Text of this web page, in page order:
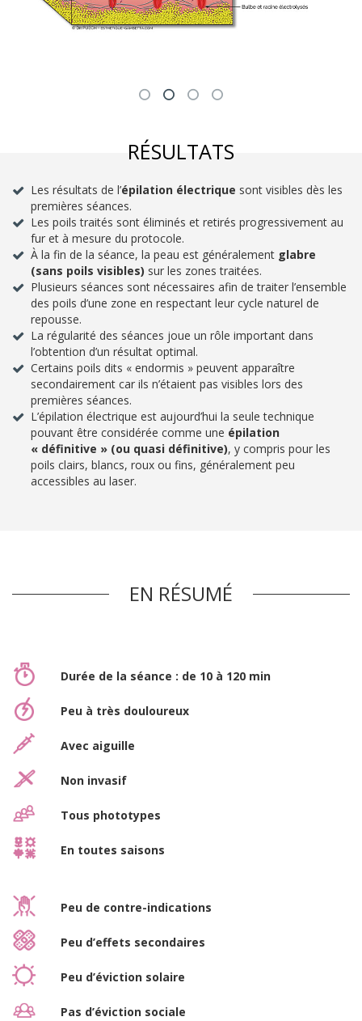
RÉSULTATS
Les résultats de l’épilation électrique sont visibles dès les
premières séances.
Les poils traités sont éliminés et retirés progressivement au
fur et à mesure du protocole.
À la fin de la séance, la peau est généralement glabre
(sans poils visibles) sur les zones traitées.
Plusieurs séances sont nécessaires afin de traiter l’ensemble
des poils d’une zone en respectant leur cycle naturel de
repousse.
La régularité des séances joue un rôle important dans
l’obtention d’un résultat optimal.
Certains poils dits « endormis » peuvent apparaître
secondairement car ils n’étaient pas visibles lors des
premières séances.
L’épilation électrique est aujourd’hui la seule technique
pouvant être considérée comme une épilation
« définitive » (ou quasi définitive), y compris pour les
poils clairs, blancs, roux ou fins, généralement peu
accessibles au laser.
EN RÉSUMÉ
Durée de la séance : de 10 à 120 min
Peu à très douloureux
Avec aiguille
Non invasif
Tous phototypes
En toutes saisons
Peu de contre-indications
Peu d’effets secondaires
Peu d’éviction solaire
Pas d’éviction sociale